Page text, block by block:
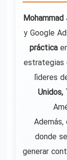
y Google
práctica
estrategias
líderes
Unidos,
donde
generar